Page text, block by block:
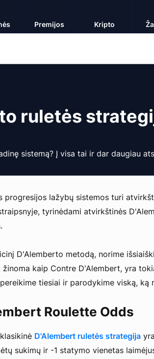
Premijos Kripto
ruletės
sistemą? Į visa tai ir dar daugiau
progresijos lažybų sistemos turi
tyrinėdami atvirkštinės
D'Alemberto metodą, norime
kaip Contre D'Alembert, yra
tiesiai ir parodykime viską, ką
Roulette Odds
D'Alembert ruletės strategija
sukimų ir -1 statymo vienetas